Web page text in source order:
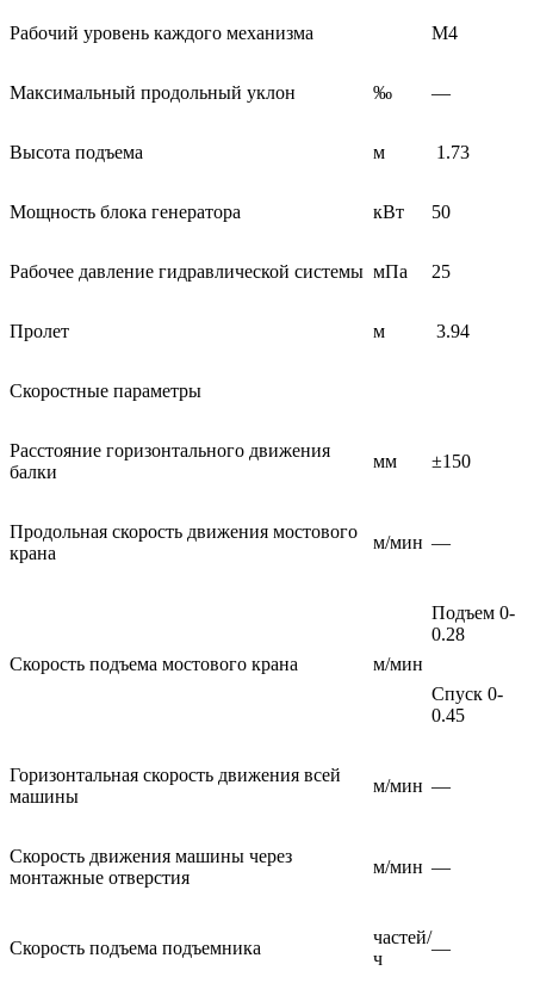
Рабочий уровень каждого механизма M4
Максимальный продольный уклон ‰ —
Высота подъема м 1.73
Мощность блока генератора кВт 50
Рабочее давление гидравлической системы мПа 25
Пролет м 3.94
Скоростные параметры
Расстояние горизонтального движения
балки
мм ±150
Продольная скорость движения мостового
крана
м/мин —
Скорость подъема мостового крана м/мин
Подъем 0-
0.28
Спуск 0-
0.45
Горизонтальная скорость движения всей
машины
м/мин —
Скорость движения машины через
монтажные отверстия
м/мин —
Скорость подъема подъемника
частей/
ч
—